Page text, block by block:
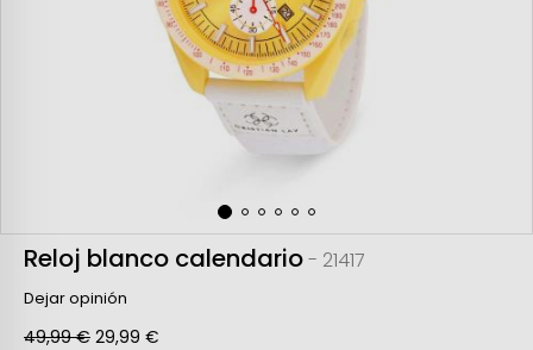
Reloj blanco calendario- 21417
Dejar opinión
49,99 € 29,99 €